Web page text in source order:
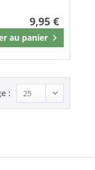
9,95 €
au panier
Mémoriser
: